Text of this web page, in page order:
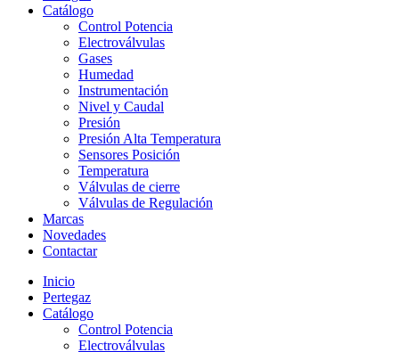
Catálogo
Control Potencia
Electroválvulas
Gases
Humedad
Instrumentación
Nivel y Caudal
Presión
Presión Alta Temperatura
Sensores Posición
Temperatura
Válvulas de cierre
Válvulas de Regulación
Marcas
Novedades
Contactar
Inicio
Pertegaz
Catálogo
Control Potencia
Electroválvulas